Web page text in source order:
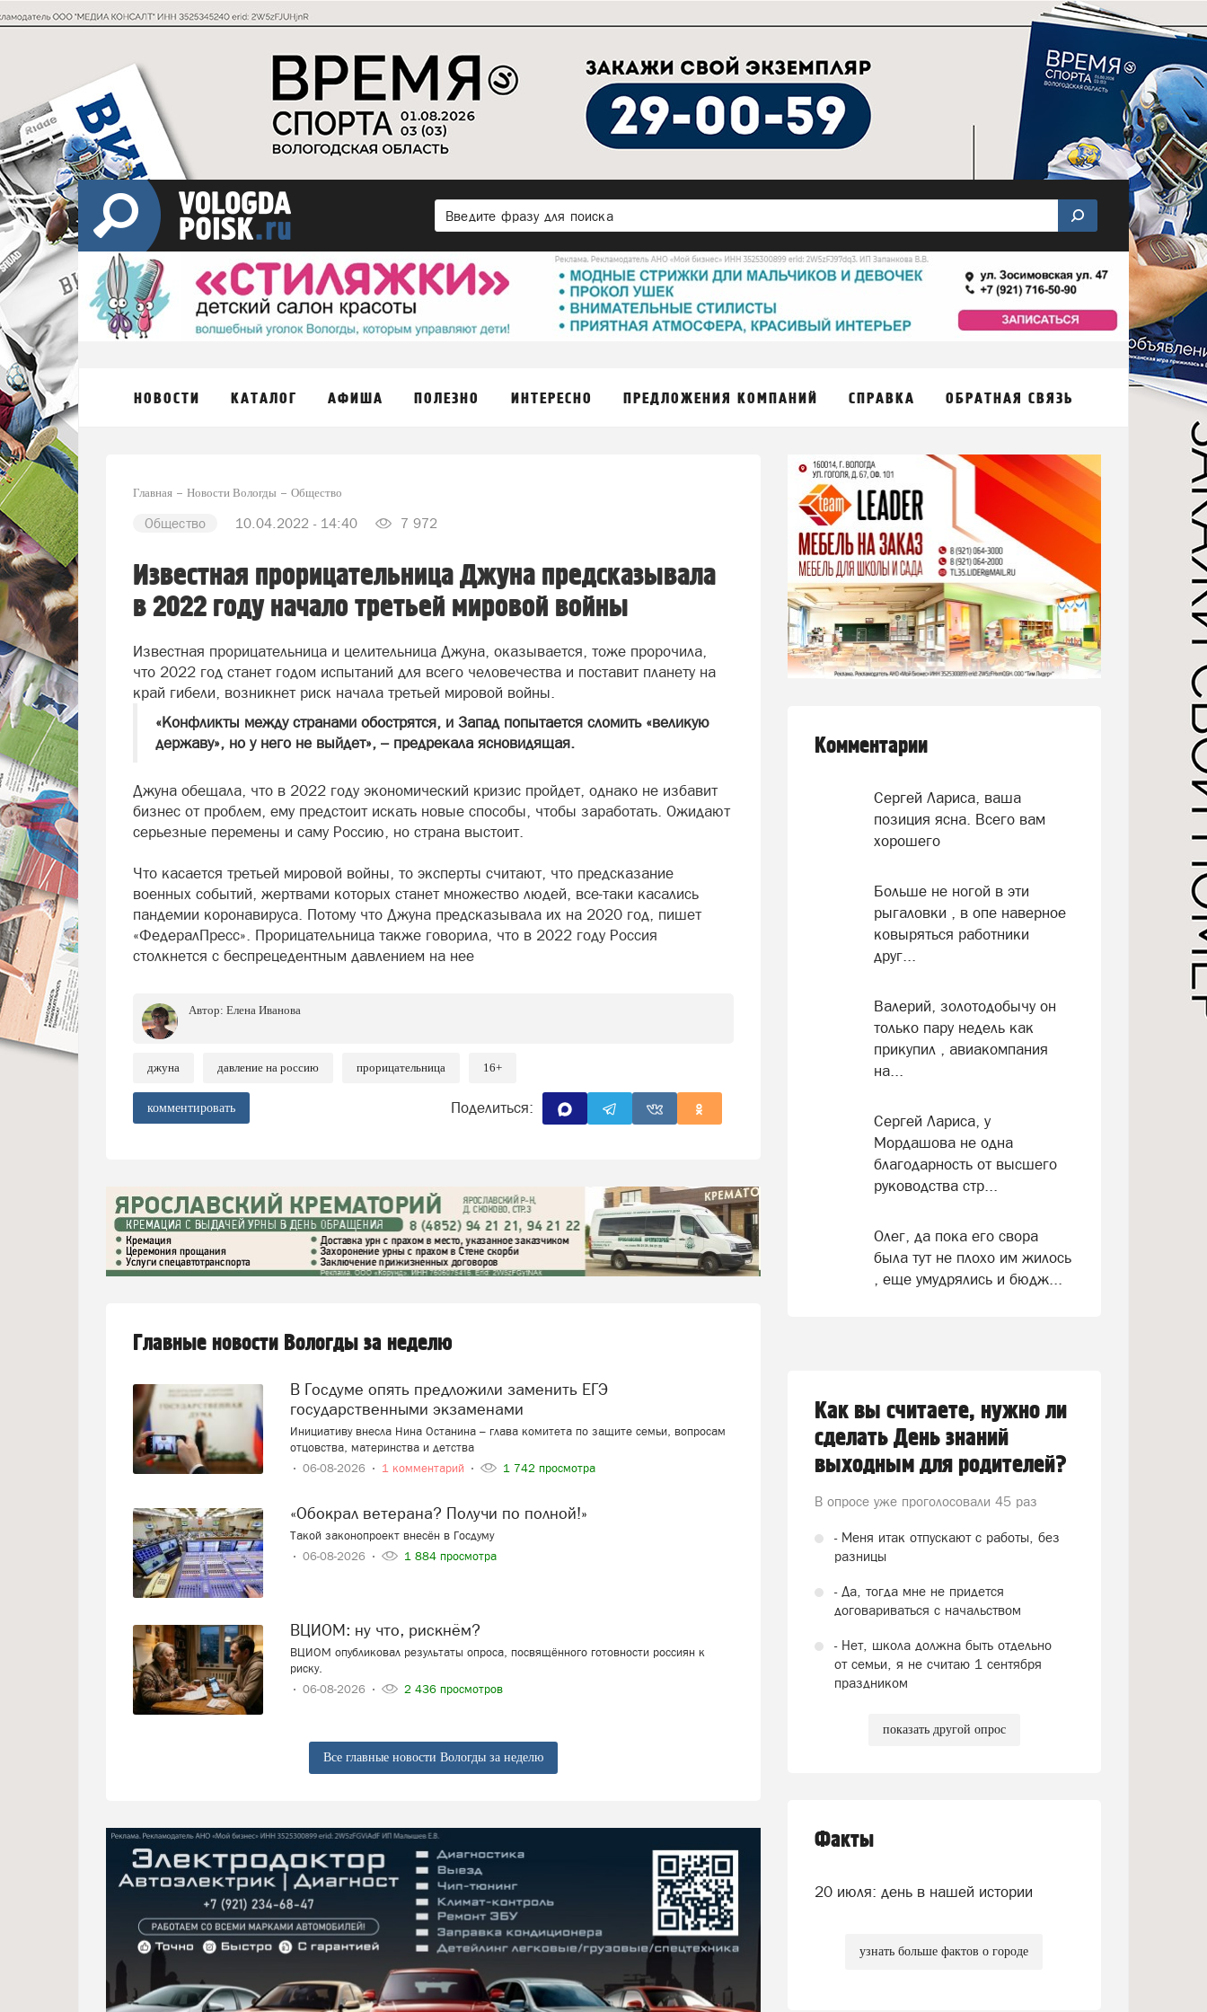
НОВОСТИ КАТАЛОГ АФИША ПОЛЕЗНО ИНТЕРЕСНО ПРЕДЛОЖЕНИЯ КОМПАНИЙ СПРАВКА ОБРАТНАЯ СВЯЗЬ
Главная Новости Вологды Общество
Общество 10.04.2022 - 14:40 7 972
Известная прорицательница Джуна предсказывала
в 2022 году начало третьей мировой войны
Известная прорицательница и целительница Джуна, оказывается, тоже пророчила,
что 2022 год станет годом испытаний для всего человечества и поставит планету на
край гибели, возникнет риск начала третьей мировой войны.
«Конфликты между странами обострятся, и Запад попытается сломить «великую
державу», но у него не выйдет», – предрекала ясновидящая.
Джуна обещала, что в 2022 году экономический кризис пройдет, однако не избавит
бизнес от проблем, ему предстоит искать новые способы, чтобы заработать. Ожидают
серьезные перемены и саму Россию, но страна выстоит.
Что касается третьей мировой войны, то эксперты считают, что предсказание
военных событий, жертвами которых станет множество людей, все-таки касались
пандемии коронавируса. Потому что Джуна предсказывала их на 2020 год, пишет
«ФедералПресс». Прорицательница также говорила, что в 2022 году Россия
столкнется с беспрецедентным давлением на нее
Автор: Елена Иванова
джуна давление на россию прорицательница 16+
комментировать Поделиться:
Главные новости Вологды за неделю
В Госдуме опять предложили заменить ЕГЭ
государственными экзаменами
Инициативу внесла Нина Останина – глава комитета по защите семьи, вопросам
отцовства, материнства и детства
06-08-2026
1 комментарий 1 742 просмотра
«Обокрал ветерана? Получи по полной!»
Такой законопроект внесён в Госдуму
06-08-2026
1 884 просмотра
ВЦИОМ: ну что, рискнём?
ВЦИОМ опубликовал результаты опроса, посвящённого готовности россиян к
риску.
06-08-2026
2 436 просмотров
Все главные новости Вологды за неделю
Комментарии
Сергей Лариса, ваша
позиция ясна. Всего вам
хорошего
Больше не ногой в эти
рыгаловки , в опе наверное
ковыряться работники
друг...
Валерий, золотодобычу он
только пару недель как
прикупил , авиакомпания
на...
Сергей Лариса, у
Мордашова не одна
благодарность от высшего
руководства стр...
Олег, да пока его свора
была тут не плохо им жилось
, еще умудрялись и бюдж...
Как вы считаете, нужно ли
сделать День знаний
выходным для родителей?
В опросе уже проголосовали 45 раз
- Меня итак отпускают с работы, без
разницы
- Да, тогда мне не придется
договариваться с начальством
- Нет, школа должна быть отдельно
от семьи, я не считаю 1 сентября
праздником
показать другой опрос
Факты
20 июля: день в нашей истории
узнать больше фактов о городе